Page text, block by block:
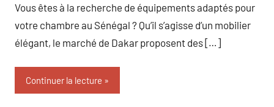
Vous êtes à la recherche de équipements adaptés pour
votre chambre au Sénégal ? Qu’il s’agisse d’un mobilier
élégant, le marché de Dakar proposent des […]
Continuer la lecture